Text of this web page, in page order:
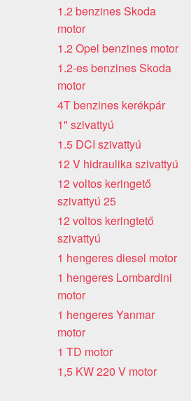
1.2 benzines Skoda
motor
1.2 Opel benzines motor
1.2-es benzines Skoda
motor
4T benzines kerékpár
1" szivattyú
1.5 DCI szivattyú
12 V hidraulika szivattyú
12 voltos keringető
szivattyú 25
12 voltos keringtető
szivattyú
1 hengeres diesel motor
1 hengeres Lombardini
motor
1 hengeres Yanmar
motor
1 TD motor
1,5 KW 220 V motor